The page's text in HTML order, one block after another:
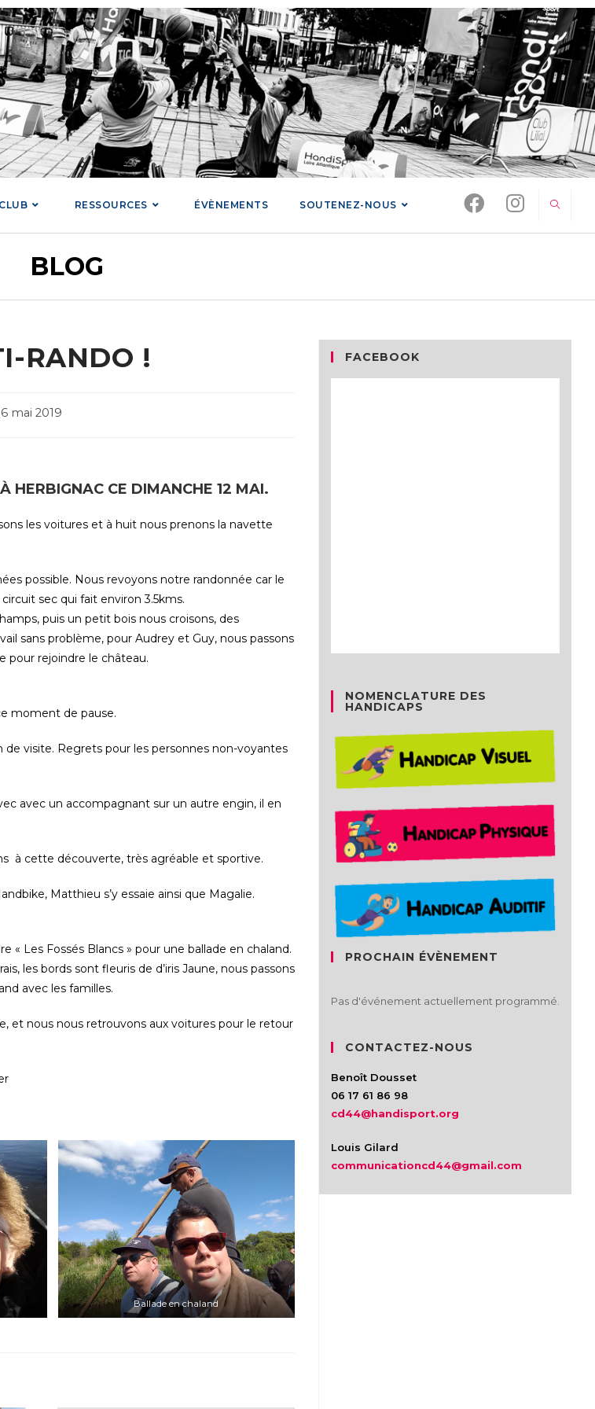
RESSOURCES ÉVÈNEMENTS SOUTENEZ-NOUS
BLOG
FACEBOOK
NOMENCLATURE DES
HANDICAPS
PROCHAIN ÉVÈNEMENT
Pas d'événement actuellement programmé.
CONTACTEZ-NOUS
Benoît Dousset
06 17 61 86 98
cd44@handisport.org
Louis Gilard
communicationcd44@gmail.com
RANDO !
mai 2019
HERBIGNAC CE DIMANCHE 12 MAI.
les voitures et à huit nous prenons la navette
possible. Nous revoyons notre randonnée car le
sec qui fait environ 3.5kms.
puis un petit bois nous croisons, des
sans problème, pour Audrey et Guy, nous passons
pour rejoindre le château.
moment de pause.
visite. Regrets pour les personnes non-voyantes
avec un accompagnant sur un autre engin, il en
à cette découverte, très agréable et sportive.
Matthieu s’y essaie ainsi que Magalie.
Les Fossés Blancs » pour une ballade en chaland.
les bords sont fleuris de d’iris Jaune, nous passons
avec les familles.
et nous nous retrouvons aux voitures pour le retour
Ballade en chaland